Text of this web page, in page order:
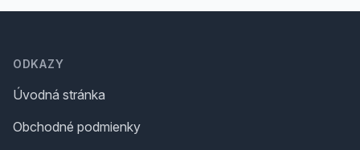
ODKAZY
Úvodná stránka
Obchodné podmienky